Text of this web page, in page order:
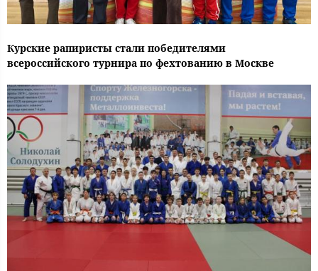
Курские рапиристы стали победителями
всероссийского турнира по фехтованию в Москве